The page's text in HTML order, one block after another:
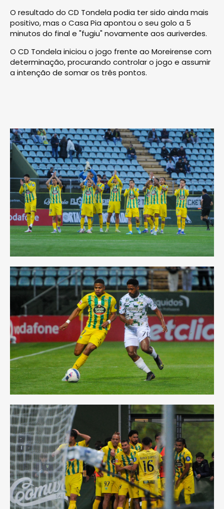
O resultado do CD Tondela podia ter sido ainda mais
positivo, mas o Casa Pia apontou o seu golo a 5
minutos do final e "fugiu" novamente aos auriverdes.
O CD Tondela iniciou o jogo frente ao Moreirense com
determinação, procurando controlar o jogo e assumir
a intenção de somar os três pontos.